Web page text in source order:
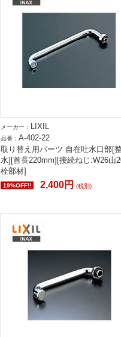
メーカー： LIXIL
品番： A-402-22
取り替え用パーツ 自在吐水口部[
水][首長220mm][接続ねじ:W26山
栓部材]
19%OFF!! 2,400円 (税別)